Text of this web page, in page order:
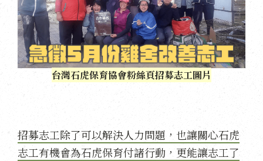
台灣石虎保育協會粉絲頁招募志工圖片
招募志工除了可以解決人力問題，也讓關心石虎
志工有機會為石虎保育付諸行動，更能讓志工了